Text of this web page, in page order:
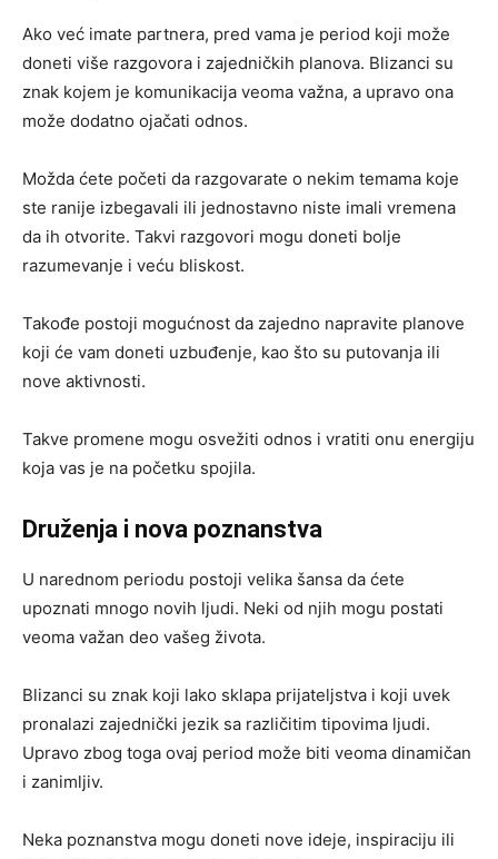
Ako već imate partnera, pred vama je period koji može
doneti više razgovora i zajedničkih planova. Blizanci su
znak kojem je komunikacija veoma važna, a upravo ona
može dodatno ojačati odnos.
Možda ćete početi da razgovarate o nekim temama koje
ste ranije izbegavali ili jednostavno niste imali vremena
da ih otvorite. Takvi razgovori mogu doneti bolje
razumevanje i veću bliskost.
Takođe postoji mogućnost da zajedno napravite planove
koji će vam doneti uzbuđenje, kao što su putovanja ili
nove aktivnosti.
Takve promene mogu osvežiti odnos i vratiti onu energiju
koja vas je na početku spojila.
Druženja i nova poznanstva
U narednom periodu postoji velika šansa da ćete
upoznati mnogo novih ljudi. Neki od njih mogu postati
veoma važan deo vašeg života.
Blizanci su znak koji lako sklapa prijateljstva i koji uvek
pronalazi zajednički jezik sa različitim tipovima ljudi.
Upravo zbog toga ovaj period može biti veoma dinamičan
i zanimljiv.
Neka poznanstva mogu doneti nove ideje, inspiraciju ili